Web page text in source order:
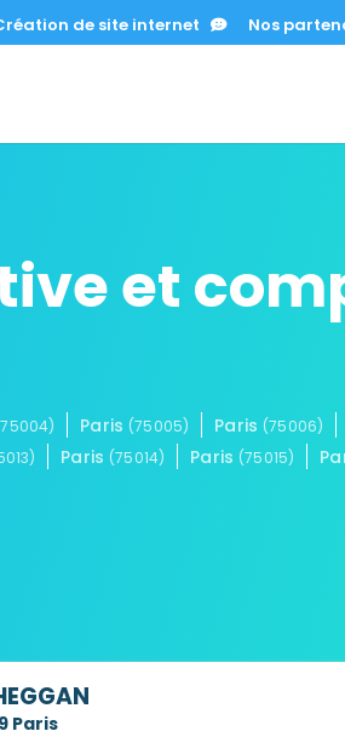
de site internet Nos
et
Paris (75005) Paris (75006)
Paris (75014) Paris (75015)
Paris